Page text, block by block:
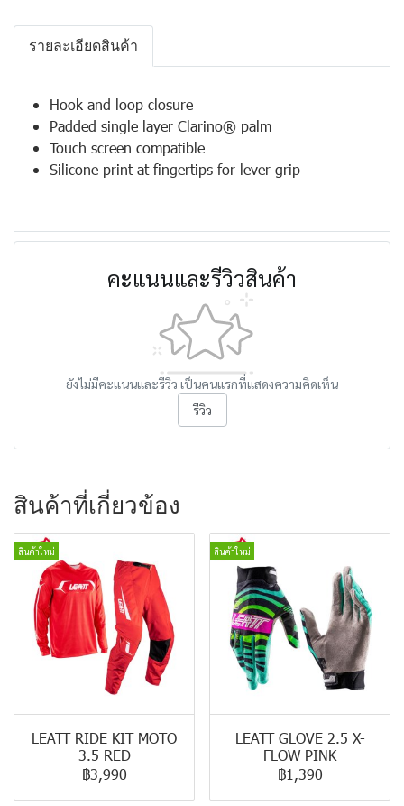
รายละเอียดสินค้า
Hook and loop closure
Padded single layer Clarino® palm
Touch screen compatible
Silicone print at fingertips for lever grip
คะแนนและรีวิวสินค้า
ยังไม่มีคะแนนและรีวิว เป็นคนแรกที่แสดงความคิดเห็น
รีวิว
สินค้าที่เกี่ยวข้อง
สินค้าใหม่
LEATT RIDE KIT MOTO
3.5 RED
฿3,990
สินค้าใหม่
LEATT GLOVE 2.5 X-
FLOW PINK
฿1,390